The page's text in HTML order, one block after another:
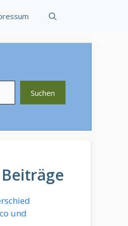
Suchen
und